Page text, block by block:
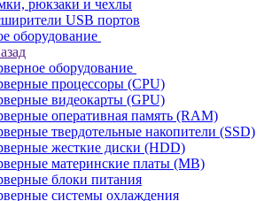
рюкзаки и чехлы
USB портов
оборудование
оборудование
процессоры (CPU)
видеокарты (GPU)
оперативная память (RAM)
твердотельные накопители (SSD)
жесткие диски (HDD)
материнские платы (MB)
блоки питания
системы охлаждения